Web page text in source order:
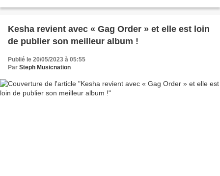
Kesha revient avec « Gag Order » et elle est loin
de publier son meilleur album !
Publié le 20/05/2023 à 05:55
Par Steph Musicnation